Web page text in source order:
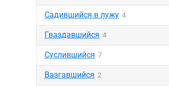
Садившийся в лужу 4
Гваздавшийся 4
Суслившийся 7
Вазгавшийся 2